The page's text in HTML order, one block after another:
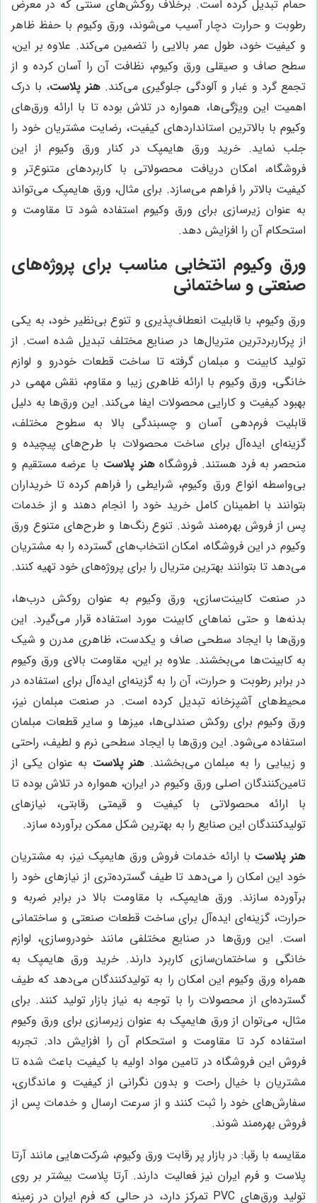
حمام تبدیل کرده است. برخلاف روکش‌های سنتی که در معرض
رطوبت و حرارت دچار آسیب می‌شوند، ورق وکیوم با حفظ ظاهر
و کیفیت خود، طول عمر بالایی را تضمین می‌کند. علاوه بر این،
سطح صاف و صیقلی ورق وکیوم، نظافت آن را آسان کرده و از
تجمع گرد و غبار و آلودگی جلوگیری می‌کند. هنر پلاست، با درک
اهمیت این ویژگی‌ها، همواره در تلاش بوده تا با ارائه ورق‌های
وکیوم با بالاترین استانداردهای کیفیت، رضایت مشتریان خود را
جلب نماید. خرید ورق هایمپک در کنار ورق وکیوم از این
فروشگاه، امکان دریافت محصولاتی با کاربردهای متنوع‌تر و
کیفیت بالاتر را فراهم می‌سازد. برای مثال، ورق هایمپک می‌تواند
به عنوان زیرسازی برای ورق وکیوم استفاده شود تا مقاومت و
استحکام آن را افزایش دهد.
ورق وکیوم انتخابی مناسب برای پروژه‌های
صنعتی و ساختمانی
ورق وکیوم، با قابلیت انعطاف‌پذیری و تنوع بی‌نظیر خود، به یکی
از پرکاربردترین متریال‌ها در صنایع مختلف تبدیل شده است. از
تولید کابینت و مبلمان گرفته تا ساخت قطعات خودرو و لوازم
خانگی، ورق وکیوم با ارائه ظاهری زیبا و مقاوم، نقش مهمی در
بهبود کیفیت و کارایی محصولات ایفا می‌کند. این ورق‌ها به دلیل
قابلیت فرم‌دهی آسان و چسبندگی بالا به سطوح مختلف،
گزینه‌ای ایده‌آل برای ساخت محصولات با طرح‌های پیچیده و
منحصر به فرد هستند. فروشگاههنر پلاست با عرضه مستقیم و
بی‌واسطه انواع ورق وکیوم، شرایطی را فراهم کرده تا خریداران
بتوانند با اطمینان کامل خرید خود را انجام دهند و از خدمات
پس از فروش بهره‌مند شوند. تنوع رنگ‌ها و طرح‌های متنوع ورق
وکیوم در این فروشگاه، امکان انتخاب‌های گسترده را به مشتریان
می‌دهد تا بتوانند بهترین متریال را برای پروژه‌های خود تهیه کنند.
در صنعت کابینت‌سازی، ورق وکیوم به عنوان روکش درب‌ها،
بدنه‌ها و حتی نماهای کابینت مورد استفاده قرار می‌گیرد. این
ورق‌ها با ایجاد سطحی صاف و یکدست، ظاهری مدرن و شیک
به کابینت‌ها می‌بخشند. علاوه بر این، مقاومت بالای ورق وکیوم
در برابر رطوبت و حرارت، آن را به گزینه‌ای ایده‌آل برای استفاده در
محیط‌های آشپزخانه تبدیل کرده است. در صنعت مبلمان نیز،
ورق وکیوم برای روکش صندلی‌ها، میزها و سایر قطعات مبلمان
استفاده می‌شود. این ورق‌ها با ایجاد سطحی نرم و لطیف، راحتی
و زیبایی را به مبلمان می‌بخشند. هنر پلاست به عنوان یکی از
تامین‌کنندگان اصلی ورق وکیوم در ایران، همواره در تلاش بوده تا
با ارائه محصولاتی با کیفیت و قیمتی رقابتی، نیازهای
تولیدکنندگان این صنایع را به بهترین شکل ممکن برآورده سازد.
هنر پلاست با ارائه خدمات فروش ورق هایمپک نیز، به مشتریان
خود این امکان را می‌دهد تا طیف گسترده‌تری از نیازهای خود را
برآورده سازند. ورق هایمپک، با مقاومت بالا در برابر ضربه و
حرارت، گزینه‌ای ایده‌آل برای ساخت قطعات صنعتی و ساختمانی
است. این ورق‌ها در صنایع مختلفی مانند خودروسازی، لوازم
خانگی و ساختمان‌سازی کاربرد دارند. خرید ورق هایمپک به
همراه ورق وکیوم این امکان را به تولیدکنندگان می‌دهد که طیف
گسترده‌ای از محصولات را با توجه به نیاز بازار تولید کنند. برای
مثال، می‌توان از ورق هایمپک به عنوان زیرسازی برای ورق وکیوم
استفاده کرد تا مقاومت و استحکام آن را افزایش داد. تجربه
فروش این فروشگاه در تامین مواد اولیه با کیفیت باعث شده تا
مشتریان با خیال راحت و بدون نگرانی از کیفیت و ماندگاری،
سفارش‌های خود را ثبت کنند و از سرعت ارسال و خدمات پس از
فروش بهره‌مند شوند.
مقایسه با رقبا: در بازار پر رقابت ورق وکیوم، شرکت‌هایی مانند آرتا
پلاست و فرم ایران نیز فعالیت دارند. آرتا پلاست بیشتر بر روی
تولید ورق‌های PVC تمرکز دارد، در حالی که فرم ایران در زمینه